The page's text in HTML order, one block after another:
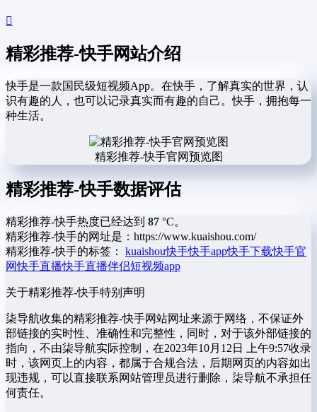
精彩推荐-快手网站介绍
快手是一款国民级短视频App。在快手，了解真实的世界，认
识有趣的人，也可以记录真实而有趣的自己。快手，拥抱每一
种生活。
精彩推荐-快手官网预览图
精彩推荐-快手数据评估
精彩推荐-快手热度已经达到 87 °C。
精彩推荐-快手的网址是：https://www.kuaishou.com/
精彩推荐-快手的标签： kuaishou快手快手app快手下载快手官
网快手直播快手直播伴侣短视频app
关于精彩推荐-快手特别声明
柒导航收集的精彩推荐-快手网站网址来源于网络，不保证外
部链接的实时性、准确性和完整性，同时，对于该外部链接的
指向，不由柒导航实际控制，在2023年10月12日 上午9:57收录
时，该网页上的内容，都属于合规合法，后期网页的内容如出
现违规，可以直接联系网站管理员进行删除，柒导航不承担任
何责任。